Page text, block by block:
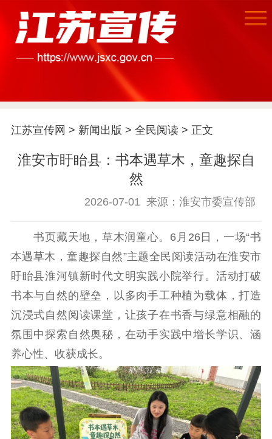
首页
江苏要闻
公示公告
信息公开年度报
告
政策法规
工作动态
理论武装
理论学习
哲学社科
社科强省 工作通知
成果集萃
江苏文脉
资料下载
江苏宣传网 > 新闻出版 > 全民阅读 > 正文
淮安市盱眙县：书本遇草木，童趣探自
然
2026-07-01 来源：淮安市委宣传部
书页藏天地，草木润童心。6月26日，一场“书
本遇草木，童趣探自然”主题全民阅读活动在淮安市
盱眙县淮河镇新时代文明实践小院举行。活动打破
书本与自然的壁垒，以多肉手工种植为载体，打造
沉浸式自然阅读课堂，让孩子在书香与绿意相融的
氛围中探索自然奥秘，在动手实践中增长学识、涵
养心性、收获成长。